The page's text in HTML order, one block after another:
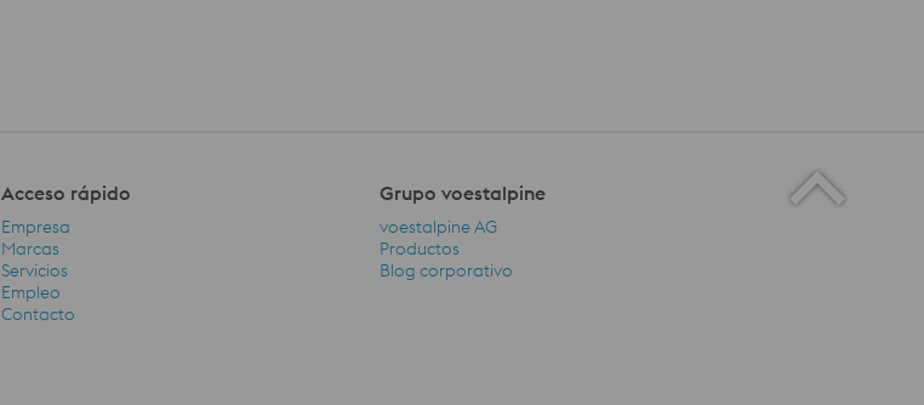
Acceso rápido
Acceso rápido Navigation
Empresa
Marcas
Servicios
Empleo
Contacto
Grupo voestalpine
Grupo voestalpine Navigation
voestalpine AG
Productos
Blog corporativo